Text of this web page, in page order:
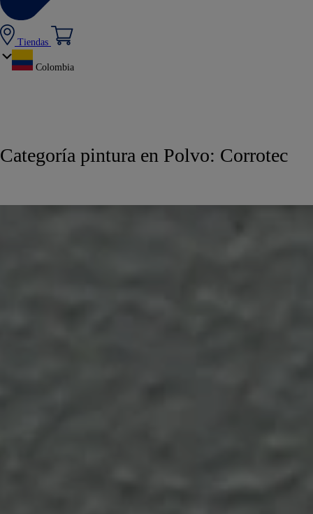
Tiendas
Colombia
Categoría pintura en Polvo: Corrotec